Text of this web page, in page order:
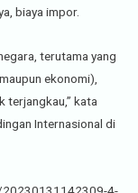
biaya impor.
terutama yang
ekonomi),
terjangkau,” kata
Internasional di
20230131142309-4-